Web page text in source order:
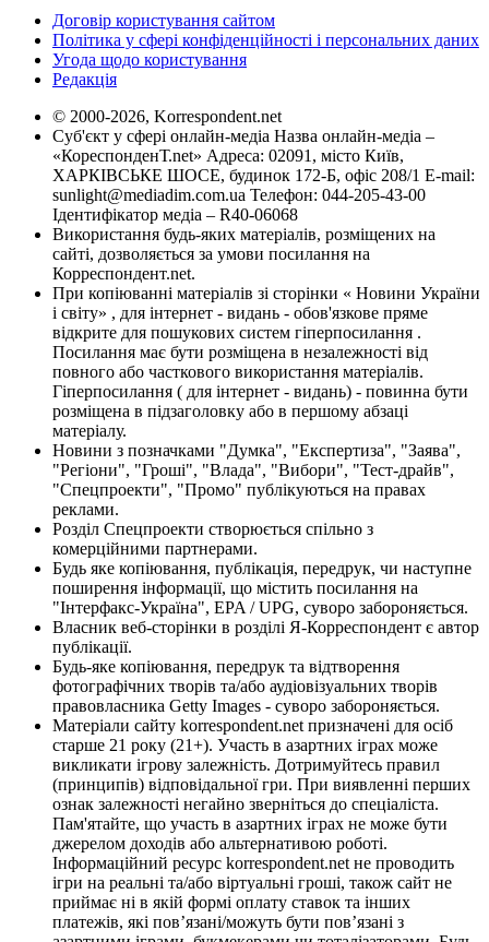
Договір користування сайтом
Політика у сфері конфіденційності і персональних даних
Угода щодо користування
Редакція
© 2000-2026, Korrespondent.net
Суб'єкт у сфері онлайн-медіа Назва онлайн-медіа –
«КореспонденТ.net» Адреса: 02091, місто Київ,
ХАРКІВСЬКЕ ШОСЕ, будинок 172-Б, офіс 208/1 E-mail:
sunlight@mediadim.com.ua Телефон: 044-205-43-00
Ідентифікатор медіа – R40-06068
Використання будь-яких матеріалів, розміщених на
сайті, дозволяється за умови посилання на
Корреспондент.net.
При копіюванні матеріалів зі сторінки « Новини України
і світу» , для інтернет - видань - обов'язкове пряме
відкрите для пошукових систем гіперпосилання .
Посилання має бути розміщена в незалежності від
повного або часткового використання матеріалів.
Гіперпосилання ( для інтернет - видань) - повинна бути
розміщена в підзаголовку або в першому абзаці
матеріалу.
Новини з позначками "Думка", "Експертиза", "Заява",
"Регіони", "Гроші", "Влада", "Вибори", "Тест-драйв",
"Спецпроекти", "Промо" публікуються на правах
реклами.
Розділ Спецпроекти створюється спільно з
комерційними партнерами.
Будь яке копіювання, публікація, передрук, чи наступне
поширення інформації, що містить посилання на
"Інтерфакс-Україна", EPA / UPG, суворо забороняється.
Власник веб-сторінки в розділі Я-Корреспондент є автор
публікації.
Будь-яке копіювання, передрук та відтворення
фотографічних творів та/або аудіовізуальних творів
правовласника Getty Images - суворо забороняється.
Матеріали сайту korrespondent.net призначені для осіб
старше 21 року (21+). Участь в азартних іграх може
викликати ігрову залежність. Дотримуйтесь правил
(принципів) відповідальної гри. При виявленні перших
ознак залежності негайно зверніться до спеціаліста.
Пам'ятайте, що участь в азартних іграх не може бути
джерелом доходів або альтернативою роботі.
Інформаційний ресурс korrespondent.net не проводить
ігри на реальні та/або віртуальні гроші, також сайт не
приймає ні в якій формі оплату ставок та інших
платежів, які пов’язані/можуть бути пов’язані з